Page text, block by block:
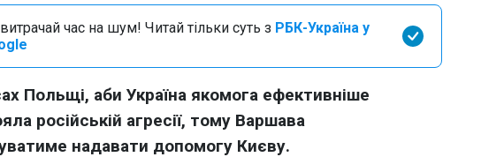
час на шум! Читай тільки суть з РБК-Україна у
Польщі, аби Україна якомога ефективніше
російській агресії, тому Варшава
надавати допомогу Києву.